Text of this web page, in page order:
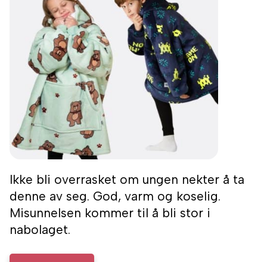
Ikke bli overrasket om ungen nekter å ta
denne av seg. God, varm og koselig.
Misunnelsen kommer til å bli stor i
nabolaget.